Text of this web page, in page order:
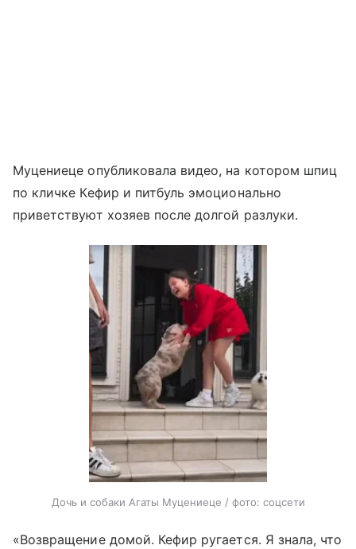
Муцениеце опубликовала видео, на котором шпиц
по кличке Кефир и питбуль эмоционально
приветствуют хозяев после долгой разлуки.
Дочь и собаки Агаты Муцениеце / фото: соцсети
«Возвращение домой. Кефир ругается. Я знала, что